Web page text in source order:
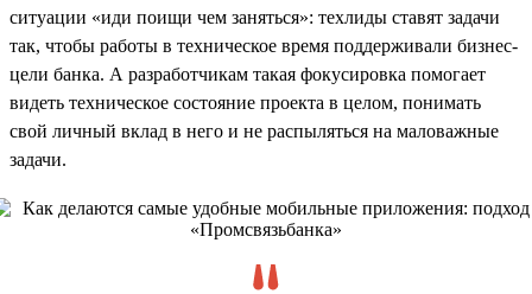
ситуации «иди поищи чем заняться»: техлиды ставят задачи
так, чтобы работы в техническое время поддерживали бизнес-
цели банка. А разработчикам такая фокусировка помогает
видеть техническое состояние проекта в целом, понимать
свой личный вклад в него и не распыляться на маловажные
задачи.